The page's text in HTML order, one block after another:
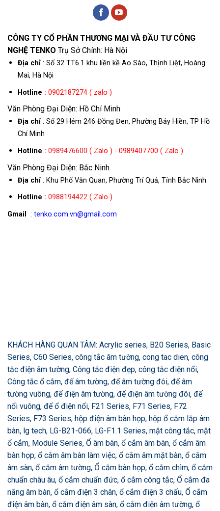
CÔNG TY CỔ PHẦN THƯƠNG MẠI VÀ ĐẦU TƯ CÔNG
NGHỆ TENKO Trụ Sở Chính: Hà Nội
Địa chỉ: Số 32 TT6.1 khu liền kề Ao Sào, Thịnh Liệt, Hoàng
Mai, Hà Nội
Hotline : 0902187274 ( zalo )
Văn Phòng Đại Diện: Hồ Chí Minh
Địa chỉ: Số 29 Hẻm 246 Đồng Đen, Phường Bảy Hiền, TP Hồ
Chí Minh
Hotline : 0989476600 ( Zalo ) - 0989407700 ( Zalo )
Văn Phòng Đại Diện: Bắc Ninh
Địa chỉ: Khu Phố Văn Quan, Phường Trí Quả, Tỉnh Bắc Ninh
Hotline : 0988194422( Zalo )
Gmail : tenko.com.vn@gmail.com
KHÁCH HÀNG QUAN TÂM: Acrylic series, B20 Series, Basic
Series, C60 Series, công tắc âm tường, cong tac dien, công
tắc điện âm tường, Công tắc điện đẹp, công tắc điện nổi,
Công tắc ổ cắm, đế âm tường, đế âm tường đôi, đế âm
tường vuông, đế điện âm tường, đế điện âm tường đôi, đế
nổi vuông, đế ổ điện nổi, F21 Series, F71 Series, F72
Series, F73 Series, hộp điện âm bàn họp, hộp ổ cắm lắp âm
bàn, lg tech, LG-B21-066, LG-F1.1 Series, mặt công tắc, mặt
ổ cắm, Module Series, Ổ âm bàn, ổ cắm âm bàn, ổ cắm âm
bàn họp, ổ cắm âm bàn làm việc, ổ cắm âm mặt bàn, ổ cắm
âm sàn, ổ cắm âm tường, Ổ cắm bàn họp, ổ cắm chìm, ổ cắm
chuẩn châu âu, ổ cắm chuẩn đức, ổ cắm công tắc, Ổ cắm đa
năng âm bàn, ổ cắm điện 3 chân, ổ cắm điện 3 chấu, Ổ cắm
điện âm bàn, ổ cắm điện âm sàn, ổ cắm điện âm tường, ổ